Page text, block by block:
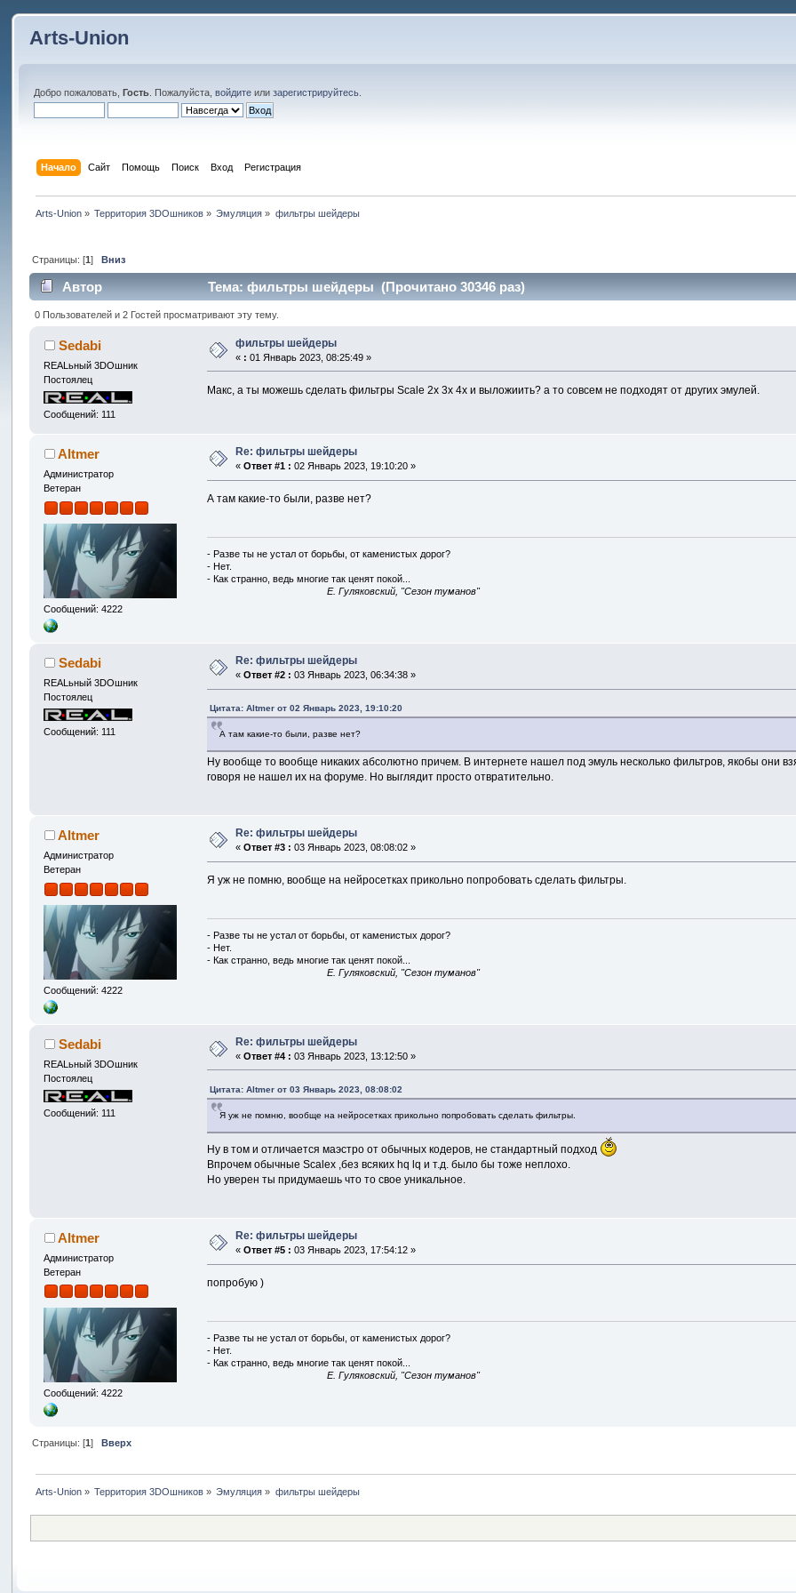
Arts-Union
Добро пожаловать,Гость . Пожалуйста,войдите илизарегистрируйтесь
Начало Сайт Помощь Поиск Вход Регистрация
Arts-Union» Территория 3DOшников » Эмуляция » фильтры шейдеры
Страницы: [1] Вниз
Автор Тема: фильтры шейдеры (Прочитано 30346 раз)
0 Пользователей и 2 Гостей просматривают эту тему.
Sedabi
REALьный 3DOшник
Постоялец
Сообщений: 111
фильтры шейдеры
« : 01 Январь 2023, 08:25:49 »
Макс, а ты можешь сделать фильтры Scale 2x 3x 4x и выложиить? а то совсем не подходят от других эмулей.
Altmer
Администратор
Ветеран
Сообщений: 4222
Re: фильтры шейдеры
«Ответ #1 : 02 Январь 2023, 19:10:20 »
А там какие-то были, разве нет?
- Разве ты не устал от борьбы, от каменистых дорог?
- Нет.
- Как странно, ведь многие так ценят покой...
E. Гуляковский, "Сезон туманов"
Sedabi
REALьный 3DOшник
Постоялец
Сообщений: 111
Re: фильтры шейдеры
«Ответ #2 : 03 Январь 2023, 06:34:38 »
Цитата: Altmer от 02 Январь 2023, 19:10:20
А там какие-то были, разве нет?
Ну вообще то вообще никаких абсолютно причем. В интернете нашел под эмуль несколько фильтров, якобы они
говоря не нашел их на форуме. Но выглядит просто отвратительно.
Altmer
Администратор
Ветеран
Сообщений: 4222
Re: фильтры шейдеры
«Ответ #3 : 03 Январь 2023, 08:08:02 »
Я уж не помню, вообще на нейросетках прикольно попробовать сделать фильтры.
- Разве ты не устал от борьбы, от каменистых дорог?
- Нет.
- Как странно, ведь многие так ценят покой...
E. Гуляковский, "Сезон туманов"
Sedabi
REALьный 3DOшник
Постоялец
Сообщений: 111
Re: фильтры шейдеры
«Ответ #4 : 03 Январь 2023, 13:12:50 »
Цитата: Altmer от 03 Январь 2023, 08:08:02
Я уж не помню, вообще на нейросетках прикольно попробовать сделать фильтры.
Ну в том и отличается маэстро от обычных кодеров, не стандартный подход
Впрочем обычные Scalex ,без всяких hq lq и т.д. было бы тоже неплохо.
Но уверен ты придумаешь что то свое уникальное.
Altmer
Администратор
Ветеран
Сообщений: 4222
Re: фильтры шейдеры
«Ответ #5 : 03 Январь 2023, 17:54:12 »
попробую )
- Разве ты не устал от борьбы, от каменистых дорог?
- Нет.
- Как странно, ведь многие так ценят покой...
E. Гуляковский, "Сезон туманов"
Страницы: [1] Вверх
Arts-Union» Территория 3DOшников » Эмуляция » фильтры шейдеры